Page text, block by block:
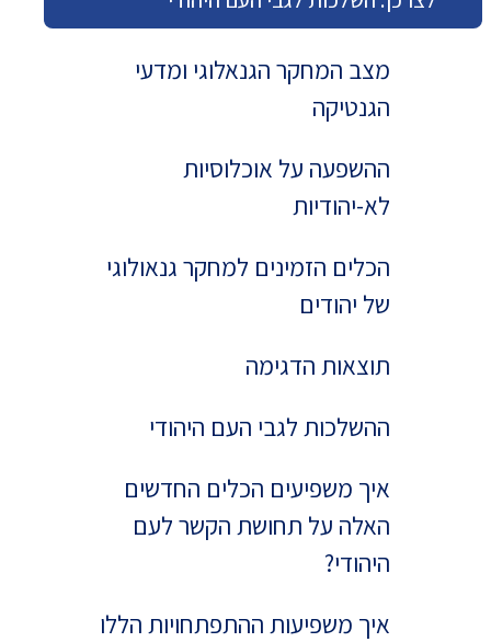
מצב המחקר הגנאלוגי ומדעי
הגנטיקה
ההשפעה על אוכלוסיות
לא-יהודיות
הכלים הזמינים למחקר גנאולוגי
של יהודים
תוצאות הדגימה
ההשלכות לגבי העם היהודי
איך משפיעים הכלים החדשים
האלה על תחושת הקשר לעם
היהודי?
איך משפיעות ההתפתחויות הללו